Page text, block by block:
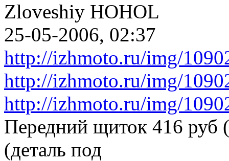
Zloveshiy HOHOL
25-05-2006, 02:37
http://izhmoto.ru/img/
http://izhmoto.ru/img/
http://izhmoto.ru/img/
Передний щиток 416 руб
(деталь под